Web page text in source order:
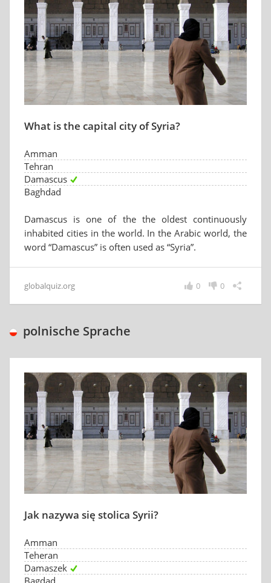
What is the capital city of Syria?
Amman
Tehran
Damascus
Baghdad
Damascus is one of the the oldest continuously
inhabited cities in the world. In the Arabic world, the
word “Damascus” is often used as “Syria”.
globalquiz.org 0
0
polnische Sprache
Jak nazywa się stolica Syrii?
Amman
Teheran
Damaszek
Bagdad